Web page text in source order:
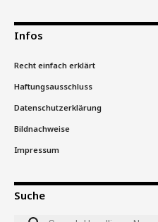
Infos
Recht einfach erklärt
Haftungsausschluss
Datenschutzerklärung
Bildnachweise
Impressum
Suche